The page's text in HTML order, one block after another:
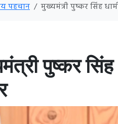
पहचान मुख्यमंत्री पुष्कर सिंह
पुष्कर सिंह